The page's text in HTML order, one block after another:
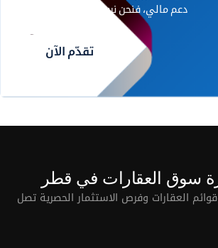
دعم مالي، فنحن نريد أن نسمع منك.
تقدّم الآن
سوق العقارات في قطر
العقارات وفرص الاستثمار الحصرية تصل